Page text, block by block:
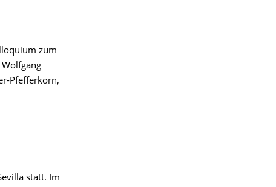
zum
Wolfgang
Pfefferkorn,
statt. Im